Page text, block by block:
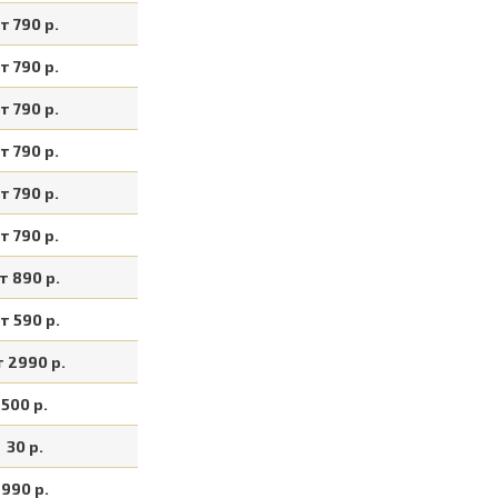
790 р.
790 р.
790 р.
790 р.
790 р.
790 р.
890 р.
590 р.
2990 р.
500 р.
30 р.
990 р.